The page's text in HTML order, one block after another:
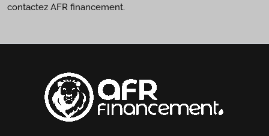
contactez AFR financement.